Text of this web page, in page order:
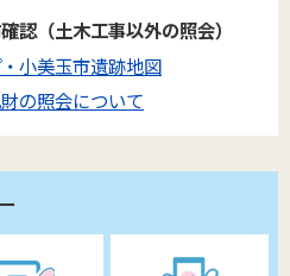
認（土木工事以外の照会）
小美玉市遺跡地図
の照会について